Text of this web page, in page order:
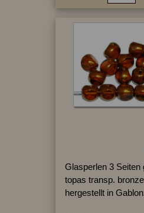
Glasperlen 3 Seiten
topas transp.
hergestellt in